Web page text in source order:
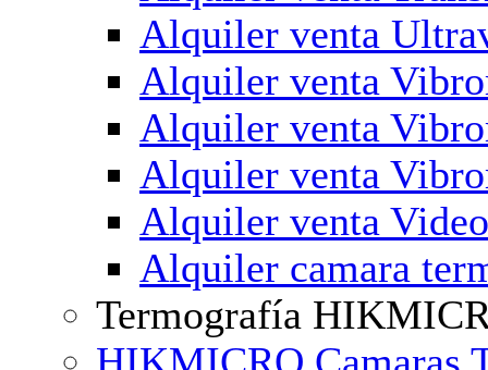
Alquiler venta
Alquiler venta
Alquiler venta
Alquiler venta
Alquiler venta
Alquiler camara
Termografía